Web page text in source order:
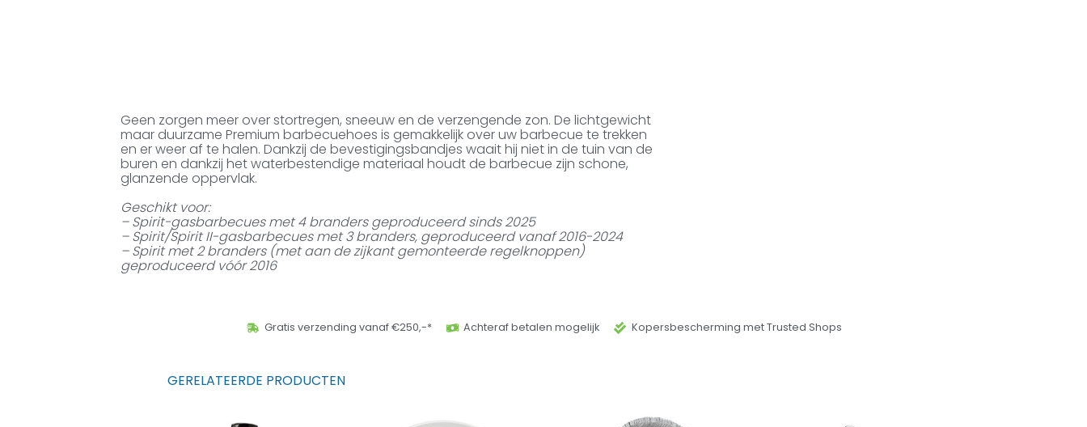
Geen zorgen meer over stortregen, sneeuw en de verzengende zon. De lichtgewicht
maar duurzame Premium barbecuehoes is gemakkelijk over uw barbecue te trekken
en er weer af te halen. Dankzij de bevestigingsbandjes waait hij niet in de tuin van de
buren en dankzij het waterbestendige materiaal houdt de barbecue zijn schone,
glanzende oppervlak.
Geschikt voor:
– Spirit-gasbarbecues met 4 branders geproduceerd sinds 2025
– Spirit/Spirit II-gasbarbecues met 3 branders, geproduceerd vanaf 2016-2024
– Spirit met 2 branders (met aan de zijkant gemonteerde regelknoppen)
geproduceerd vóór 2016
Gratis verzending vanaf €250,-* Achteraf betalen mogelijk Kopersbescherming met Trusted Shops
GERELATEERDE PRODUCTEN